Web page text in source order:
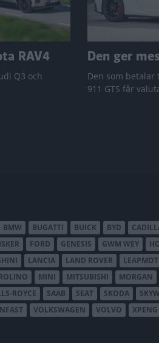
RAV4
Q3 och
Den ger
Den som betalar
911 GTS får
BMW BUGATTI BUICK BYD
FORD GENESIS GWM WEY
LANCIA LAND ROVER
MINI MITSUBISHI MORGAN
ROYCE SAAB SEAT SKODA
VOLKSWAGEN VOLVO XPENG